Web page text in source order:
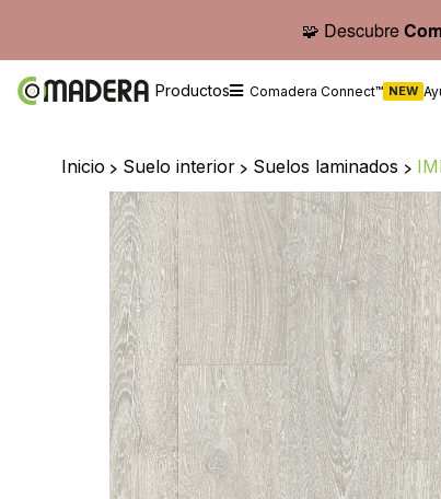
🧩 Descubre
Productos Comadera Connect™ NEW
Inicio > Suelo interior > Suelos laminados >